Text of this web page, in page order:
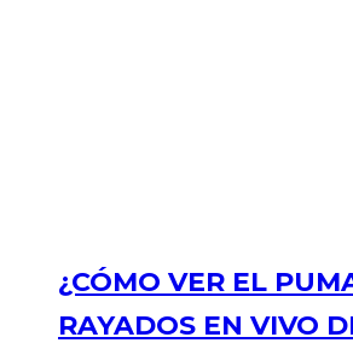
¿CÓMO VER EL
RAYADOS EN VIVO